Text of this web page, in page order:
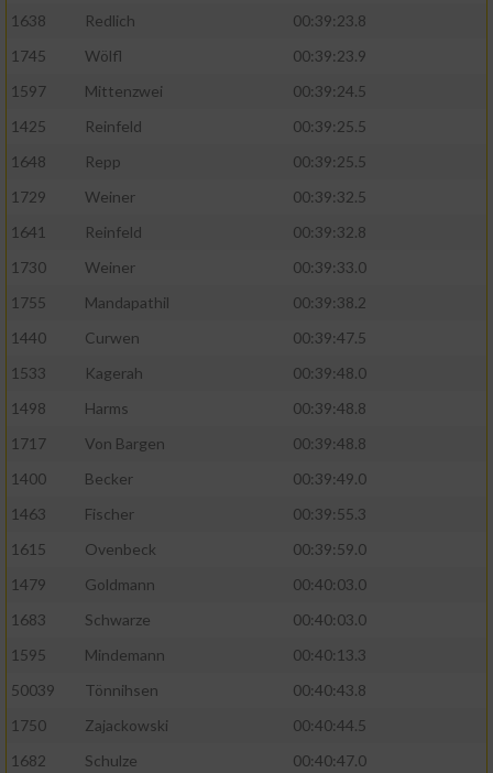
1638
Redlich
00:39:23.8
1745
Wölfl
00:39:23.9
1597
Mittenzwei
00:39:24.5
1425
Reinfeld
00:39:25.5
1648
Repp
00:39:25.5
1729
Weiner
00:39:32.5
1641
Reinfeld
00:39:32.8
1730
Weiner
00:39:33.0
1755
Mandapathil
00:39:38.2
1440
Curwen
00:39:47.5
1533
Kagerah
00:39:48.0
1498
Harms
00:39:48.8
1717
Von Bargen
00:39:48.8
1400
Becker
00:39:49.0
1463
Fischer
00:39:55.3
1615
Ovenbeck
00:39:59.0
1479
Goldmann
00:40:03.0
1683
Schwarze
00:40:03.0
1595
Mindemann
00:40:13.3
50039
Tönnihsen
00:40:43.8
1750
Zajackowski
00:40:44.5
1682
Schulze
00:40:47.0
oder Kombinationen von Daten aus
Entwicklung und Verbesserung der Angebote
von Inhalten
IAB-Besonderheiten:
Geräte anhand von aktiv angeforderten
Notwendig
Performance
Funktional
Werbung